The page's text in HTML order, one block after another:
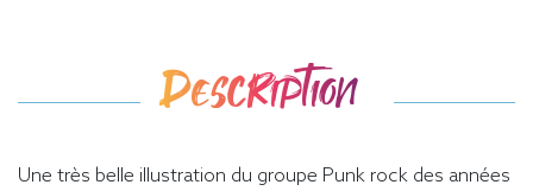
Description
Une très belle illustration du groupe Punk rock des années